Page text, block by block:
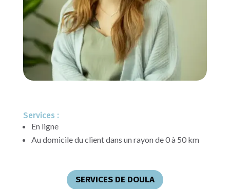
Services :
En ligne
Au domicile du client dans un rayon de 0 à 50 km
SERVICES DE DOULA